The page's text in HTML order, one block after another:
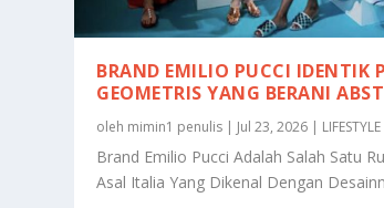
BRAND EMILIO PUCCI IDENTIK
GEOMETRIS YANG BERANI
oleh mimin1 penulis | Jul 23, 2026 | LIFESTYLE
Brand Emilio Pucci Adalah Salah Satu
Asal Italia Yang Dikenal Dengan